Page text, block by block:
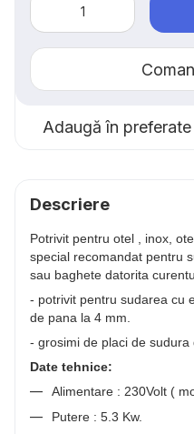
Adaugă în preferate
Descriere
Potrivit pentru otel , inox,
special recomandat pentru
sau baghete datorita
- potrivit pentru sudarea cu
de pana la 4 mm.
- grosimi de placi de sudura
Date tehnice:
Alimentare : 230Volt (
Putere : 5.3 Kw.